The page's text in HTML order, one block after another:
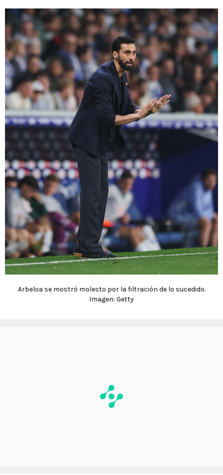
Arbeloa se mostró molesto por la filtración de lo sucedido.
Imagen: Getty